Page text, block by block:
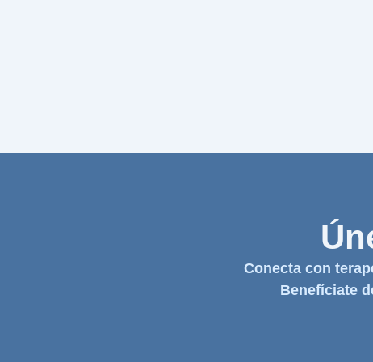
Conecta con
Benefíciate